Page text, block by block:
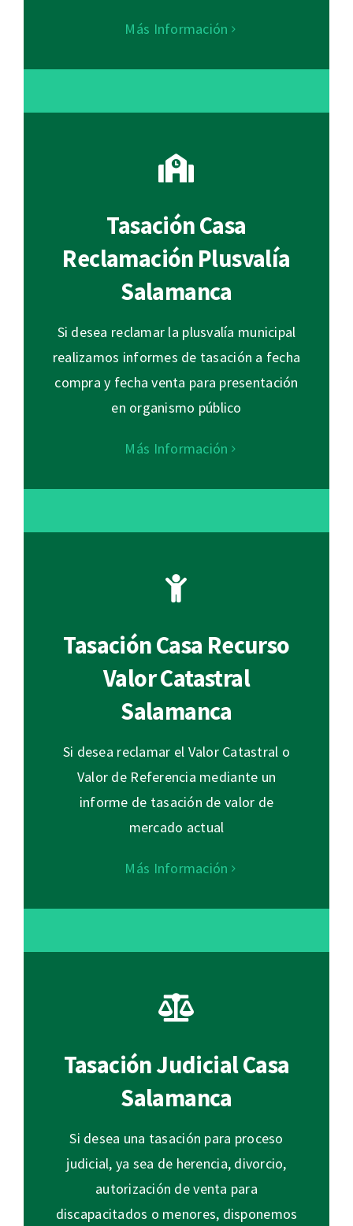
Más Información
Tasación Casa
Reclamación Plusvalía
Salamanca
Si desea reclamar la plusvalía municipal
realizamos informes de tasación a fecha
compra y fecha venta para presentación
en organismo público
Más Información
Tasación Casa Recurso
Valor Catastral
Salamanca
Si desea reclamar el Valor Catastral o
Valor de Referencia mediante un
informe de tasación de valor de
mercado actual
Más Información
Tasación Judicial Casa
Salamanca
Si desea una tasación para proceso
judicial, ya sea de herencia, divorcio,
autorización de venta para
discapacitados o menores, disponemos